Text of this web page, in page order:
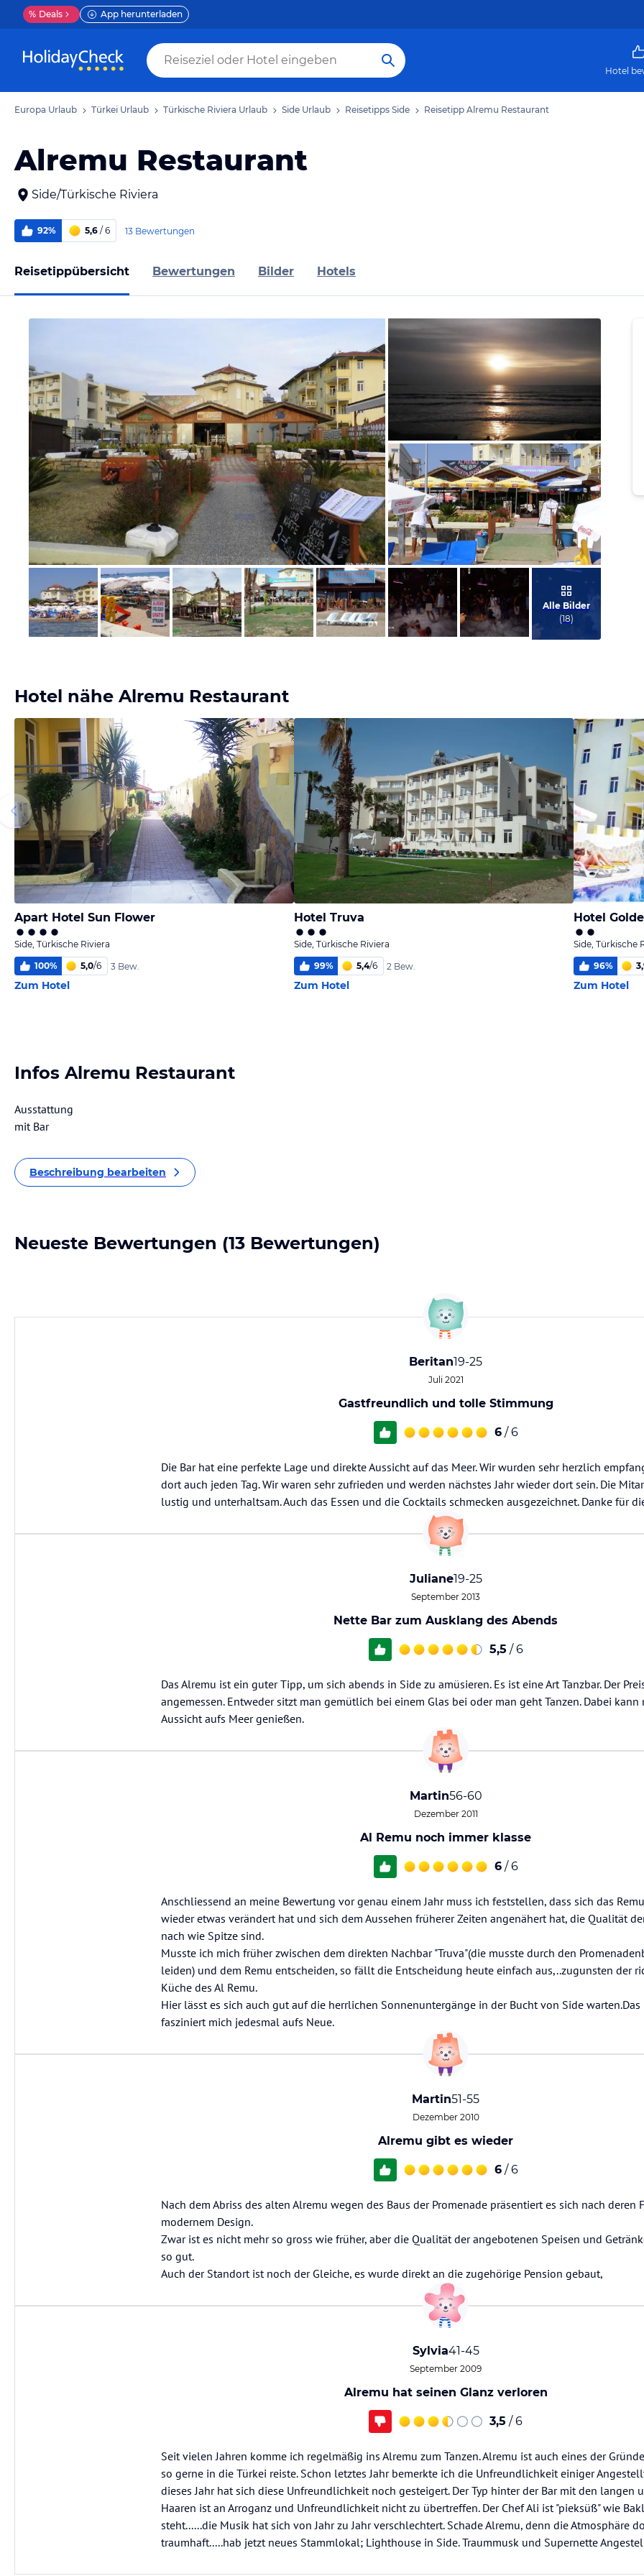
% Deals App herunterladen
Hotel
Europa Urlaub Türkei Urlaub Türkische Riviera Urlaub Side Urlaub Reisetipps Side Reisetipp Alremu Restaurant
Alremu Restaurant
Side/Türkische Riviera
92% 5,6 / 6 13 Bewertungen
Reisetippübersicht Bewertungen Bilder Hotels
Bild melden
von Martin
Bild melden
von Martin
Bild melden
von Stefan
Alle Bilder
(18)
Hotel nähe Alremu Restaurant
Apart Hotel Sun Flower
Side, Türkische Riviera
100% 5,0/6 3 Bew.
Zum Hotel
Hotel Truva
Side, Türkische Riviera
99% 5,4/6 2 Bew.
Zum Hotel
Hotel
Side, Türkische
96%
Zum Hotel
Infos Alremu Restaurant
Ausstattung
mit Bar
Beschreibung bearbeiten
Neueste Bewertungen (13 Bewertungen)
Beritan19-25
Juli 2021
Gastfreundlich und tolle Stimmung
6 / 6
Die Bar hat eine perfekte Lage und direkte Aussicht auf das Meer. Wir wurden sehr herzlich
dort auch jeden Tag. Wir waren sehr zufrieden und werden nächstes Jahr wieder dort sein. Die
lustig und unterhaltsam. Auch das Essen und die Cocktails schmecken ausgezeichnet. Danke für
Juliane19-25
September 2013
Nette Bar zum Ausklang des Abends
5,5 / 6
Das Alremu ist ein guter Tipp, um sich abends in Side zu amüsieren. Es ist eine Art Tanzbar. Der
angemessen. Entweder sitzt man gemütlich bei einem Glas bei oder man geht Tanzen. Dabei kann
Aussicht aufs Meer genießen.
Martin56-60
Dezember 2011
Al Remu noch immer klasse
6 / 6
Anschliessend an meine Bewertung vor genau einem Jahr muss ich feststellen, dass sich das
wieder etwas verändert hat und sich dem Aussehen früherer Zeiten angenähert hat, die Qualität
nach wie Spitze sind.
Musste ich mich früher zwischen dem direkten Nachbar "Truva"(die musste durch den
leiden) und dem Remu entscheiden, so fällt die Entscheidung heute einfach aus,..zugunsten der
Küche des Al Remu.
Hier lässt es sich auch gut auf die herrlichen Sonnenuntergänge in der Bucht von Side
fasziniert mich jedesmal aufs Neue.
Martin51-55
Dezember 2010
Alremu gibt es wieder
6 / 6
Nach dem Abriss des alten Alremu wegen des Baus der Promenade präsentiert es sich nach deren
modernem Design.
Zwar ist es nicht mehr so gross wie früher, aber die Qualität der angebotenen Speisen und
so gut.
Auch der Standort ist noch der Gleiche, es wurde direkt an die zugehörige Pension gebaut,
Sylvia41-45
September 2009
Alremu hat seinen Glanz verloren
3,5 / 6
Seit vielen Jahren komme ich regelmäßig ins Alremu zum Tanzen. Alremu ist auch eines der
so gerne in die Türkei reiste. Schon letztes Jahr bemerkte ich die Unfreundlichkeit einiger
dieses Jahr hat sich diese Unfreundlichkeit noch gesteigert. Der Typ hinter der Bar mit den langen
Haaren ist an Arroganz und Unfreundlichkeit nicht zu übertreffen. Der Chef Ali ist "pieksüß" wie
steht......die Musik hat sich von Jahr zu Jahr verschlechtert. Schade Alremu, denn die Atmosphäre
traumhaft.....hab jetzt neues Stammlokal; Lighthouse in Side. Traummusk und Supernette